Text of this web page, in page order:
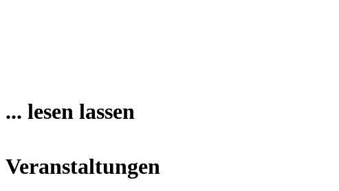
... lesen lassen
Veranstaltungen